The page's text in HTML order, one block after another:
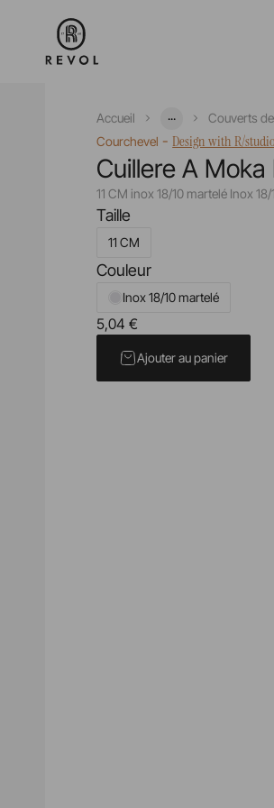
Accueil ...
Couverts
Courchevel -Design with R/
Cuillere A
11 CM inox 18/10 martelé Inox 18/
Taille
11 CM
Couleur
Inox 18/10 martelé
5,04 €
Ajouter au panier